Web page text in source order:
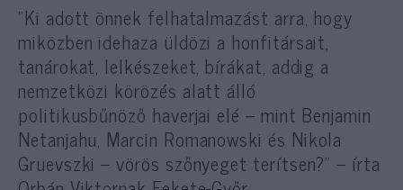
“Ki adott önnek felhatalmazást arra, hogy
miközben idehaza üldözi a honfitársait,
tanárokat, lelkészeket, bírákat, addig a
nemzetközi körözés alatt álló
politikusbűnöző haverjai elé – mint Benjamin
Netanjahu, Marcin Romanowski és Nikola
Gruevszki – vörös szőnyeget terítsen?” – írta